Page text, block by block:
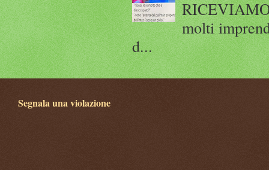
molti
d...
Segnala una violazione